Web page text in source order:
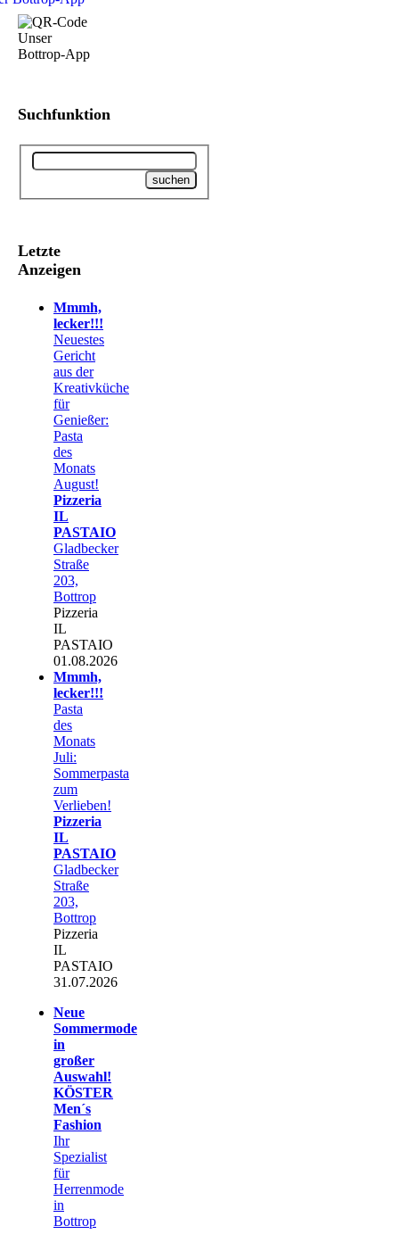
Suchfunktion
Letzte
Anzeigen
Mmmh,
lecker!!!
Neuestes
Gericht
aus der
Kreativküche
für
Genießer:
Pasta
des
Monats
August!
Pizzeria
IL
PASTAIO
Gladbecker
Straße
203,
Bottrop
Pizzeria
IL
PASTAIO
01.08.2026
Mmmh,
lecker!!!
Pasta
des
Monats
Juli:
Sommerpasta
zum
Verlieben!
Pizzeria
IL
PASTAIO
Gladbecker
Straße
203,
Bottrop
Pizzeria
IL
PASTAIO
31.07.2026
Neue
Sommermode
in
großer
Auswahl!
KÖSTER
Men´s
Fashion
Ihr
Spezialist
für
Herrenmode
in
Bottrop